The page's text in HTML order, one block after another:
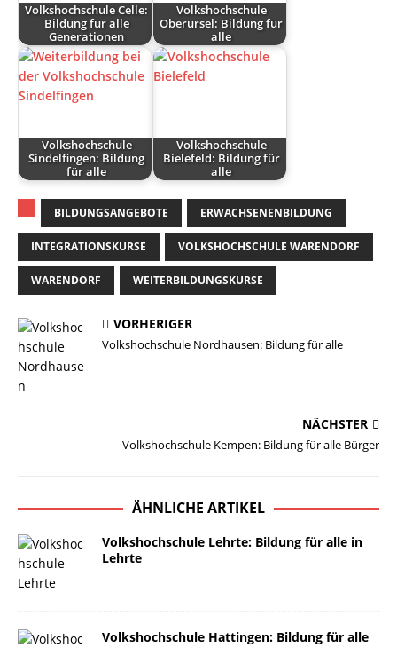
Volkshochschule Celle:
Bildung für alle
Generationen
Volkshochschule
Oberursel: Bildung für
alle
Volkshochschule
Sindelfingen: Bildung
für alle
Volkshochschule
Bielefeld: Bildung für
alle
BILDUNGSANGEBOTE ERWACHSENENBILDUNG
INTEGRATIONSKURSE VOLKSHOCHSCHULE WARENDORF
WARENDORF WEITERBILDUNGSKURSE
VORHERIGER
Volkshochschule Nordhausen: Bildung für alle
NÄCHSTER
Volkshochschule Kempen: Bildung für alle Bürger
ÄHNLICHE ARTIKEL
Volkshochschule Lehrte: Bildung für alle in
Lehrte
Volkshochschule Hattingen: Bildung für alle